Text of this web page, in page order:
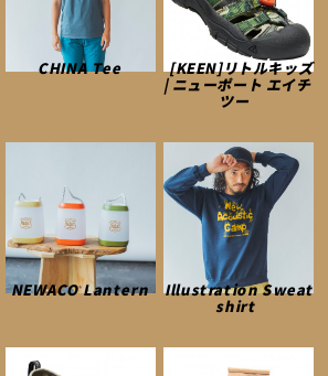
CHINA Tee [KEEN]リトルキッズ
| ニューポート エイチ
ツー
NEWACO Lantern Illustration Sweat
shirt